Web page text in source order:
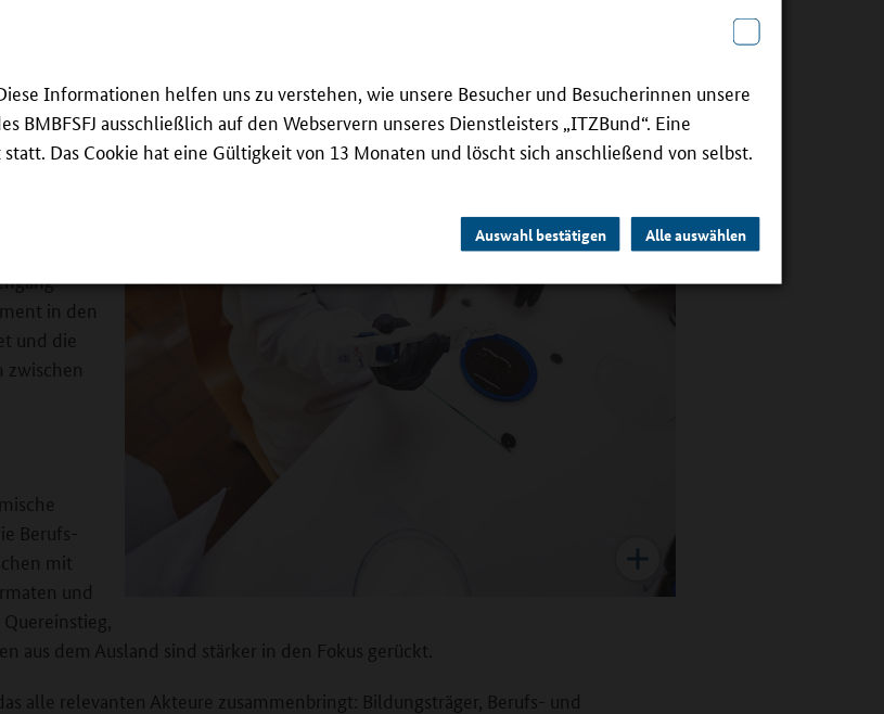
Informationen helfen uns zu verstehen, wie unsere Besucher und Besucherinnen unsere
ausschließlich auf den Webservern unseres Dienstleisters „ITZBund“. Eine
Das Cookie hat eine Gültigkeit von 13 Monaten und löscht sich anschließend von selbst.
Auswahl bestätigen Alle auswählen
–, das
in den
und die
zwischen
Berufs-
mit
und
aus dem Ausland sind stärker in den Fokus gerückt.
alle relevanten Akteure zusammenbringt: Bildungsträger, Berufs- und